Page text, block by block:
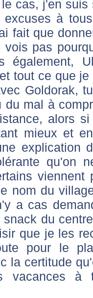
cas, j'en
excuses à
fait que
pas
également,
tout ce que
Goldorak,
du mal à
alors
mieux et
explication
qu'on
viennent
nom du
a cas
snack du
que je les
pour le
la certitude
vacances